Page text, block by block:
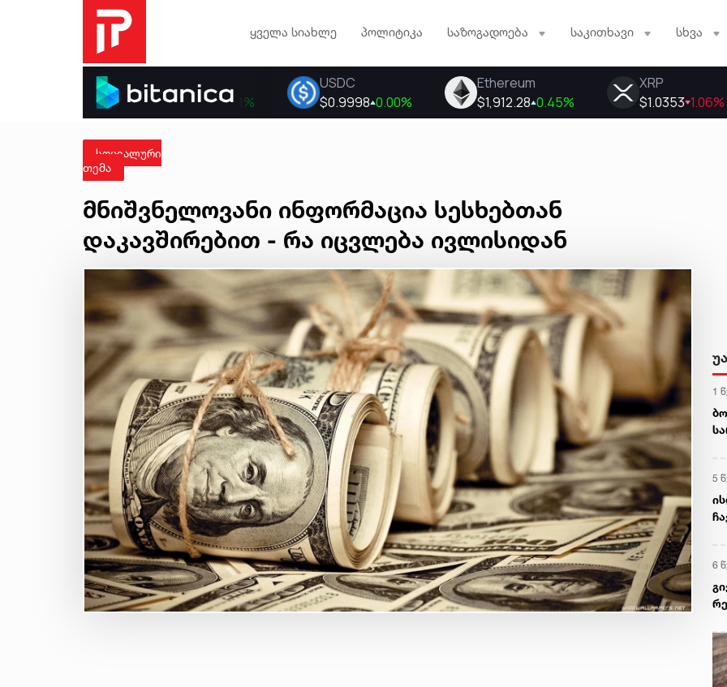
ყველა სიახლე პოლიტიკა საზოგადოება საკითხავი სხვა
სოციალური
თემა
მნიშვნელოვანი ინფორმაცია სესხებთან
დაკავშირებით - რა იცვლება ივლისიდან
1
5
6